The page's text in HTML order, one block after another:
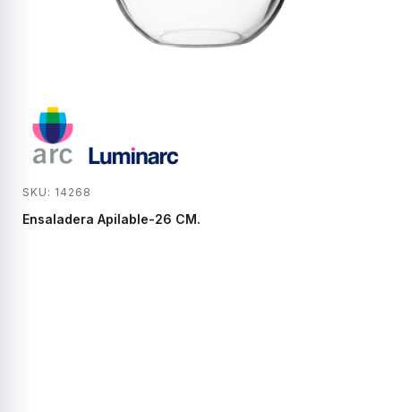
SKU: 14268
Ensaladera Apilable-26 CM.